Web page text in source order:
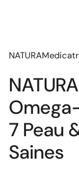
7 Peau
Saines